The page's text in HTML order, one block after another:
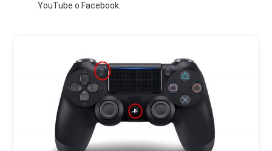
YouTube o Facebook.